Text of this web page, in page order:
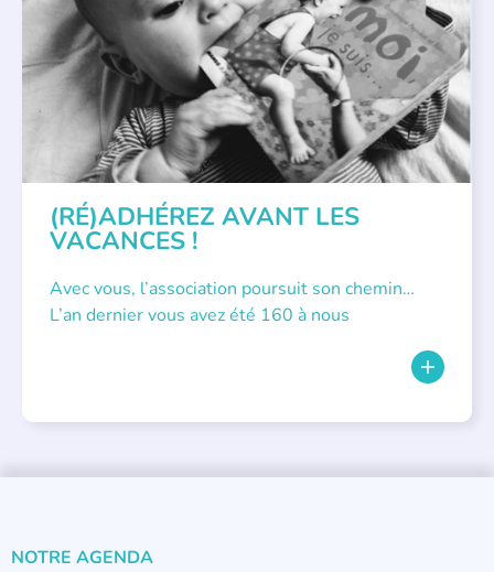
(RÉ)ADHÉREZ AVANT LES
VACANCES !
Avec vous, l’association poursuit son chemin…
L’an dernier vous avez été 160 à nous
NOTRE AGENDA